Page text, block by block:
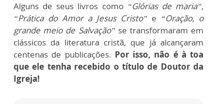
Alguns de seus livros como“Glórias de maria”,
“Prática do Amor a Jesus Cristo” e “Oração, o
grande meio de Salvação”se transformaram em
clássicos da literatura cristã, que já alcançaram
centenas de publicações. Por isso, não é à toa
que ele tenha recebido o título de Doutor da
Igreja!